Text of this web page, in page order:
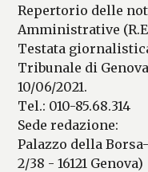
Repertorio delle
Amministrative
Testata
Tribunale di
10/06/2021.
Tel.: 010-85.68.314
Sede redazione:
Palazzo della
2/38 - 16121 Genova)